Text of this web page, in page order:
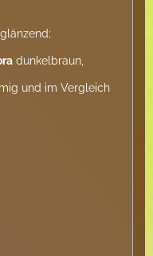
dunkelbraun,
und im Vergleich